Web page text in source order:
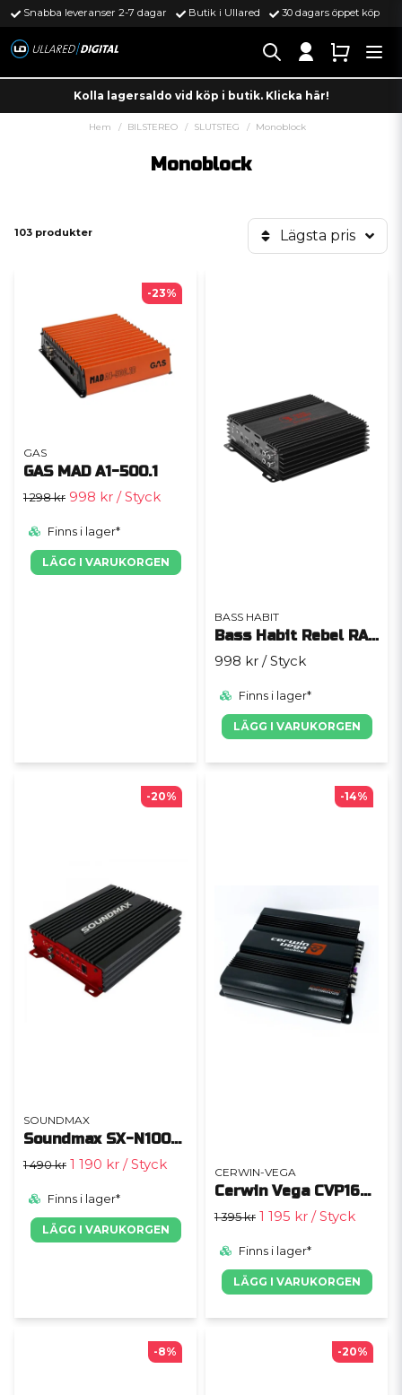
Snabba leveranser 2-7 dagar Butik i Ullared 30 dagars öppet köp
Kolla lagersaldo vid köp i butik. Klicka här!
Hem BILSTEREO SLUTSTEG Monoblock
Monoblock
103 produkter Lägsta pris
GAS
GAS MAD A1-500.1
1 298 kr 998 kr / Styck
Finns i lager*
LÄGG I VARUKORGEN
-23%
BASS HABIT
Bass Habit Rebel RA1200W
998 kr / Styck
Finns i lager*
LÄGG I VARUKORGEN
SOUNDMAX
Soundmax SX-N1000.1D
1 490 kr 1 190 kr / Styck
Finns i lager*
LÄGG I VARUKORGEN
-20%
CERWIN-VEGA
Cerwin Vega CVP1600.1D
1 395 kr 1 195 kr / Styck
Finns i lager*
LÄGG I VARUKORGEN
-14%
-8% -20%